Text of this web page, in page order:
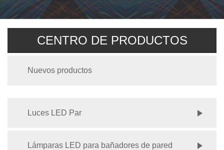
CENTRO DE PRODUCTOS
Nuevos productos
Luces LED Par
Lámparas LED para bañadores de pared